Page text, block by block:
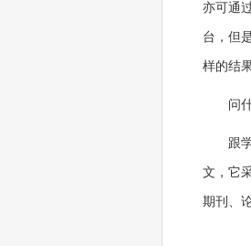
亦可通
台，但
样的结果
问
跟
文，它
期刊、